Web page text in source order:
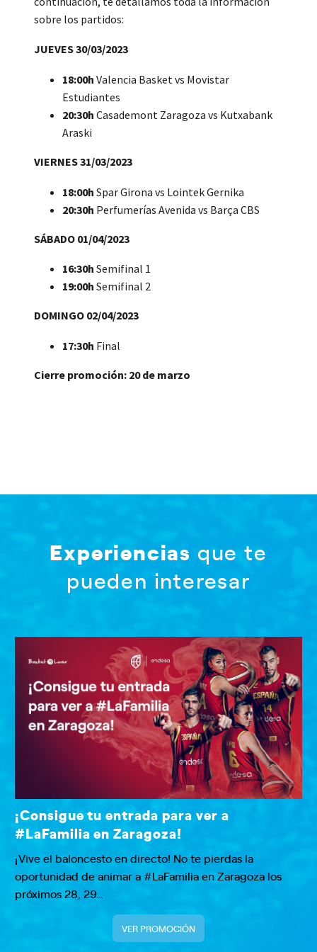
sobre los partidos:
JUEVES 30/03/2023
18:00h Valencia Basket vs Movistar
Estudiantes
20:30h Casademont Zaragoza vs Kutxabank
Araski
VIERNES 31/03/2023
18:00h Spar Girona vs Lointek Gernika
20:30h Perfumerías Avenida vs Barça CBS
SÁBADO 01/04/2023
16:30h Semifinal 1
19:00h Semifinal 2
DOMINGO 02/04/2023
17:30h Final
Cierre promoción: 20 de marzo
Experiencias que te
pueden interesar
¡Consigue tu entrada para ver a
#LaFamilia en Zaragoza!
¡Vive el baloncesto en directo! No te pierdas la
oportunidad de animar a #LaFamilia en Zaragoza los
próximos 28, 29…
VER PROMOCIÓN